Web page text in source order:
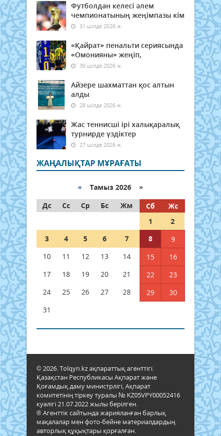
Футболдан келесі әлем
чемпионатының жеңімпазы кім
31 шілде 2026 ж.
«Қайрат» пенальти сериясында
«Омонияны» жеңіп,
30 шілде 2026 ж.
Айзере шахматтан қос алтын
алды
28 шілде 2026 ж.
Жас теннисші ірі халықаралық
турнирде үздіктер
27 шілде 2026 ж.
ЖАҢАЛЫҚТАР МҰРАҒАТЫ
« Тамыз 2026 »
Дс
Сс Ср Бс Жм Сб
Жс
1
2
3
4 5 6 7 8
9
10
11 12 13 14 15
16
17
18 19 20 21 22
23
24
25 26 27 28 29
30
31
© 2026. Tolqyn.kz ақпараттық агенттігі.
Қазақстан Республикасы Ақпарат және
Қоғамдық даму министрлігі, Ақпарат
комитетінің тіркеу туралы № KZ05VPY00052416
куәлігі 21.07.2022 жылы берілген.
® Агенттік сайтында жарияланған барлық
мақалалар мен фото-бейне материалдардың
авторлық құқықтары қорғалған.